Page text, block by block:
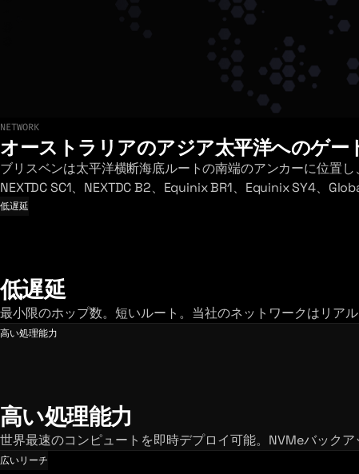
ネットワークを見る
NETWORK
オーストラリアのアジア太平洋へのゲー
ブリスベンは太平洋横断海底ルートの南端のアンカーに位置
NEXTDC SC1、NEXTDC B2、Equinix BR1、Equinix SY4、
低遅延
低遅延
最小限のホップ数。短いルート。当社のネットワークはリア
高い処理能力
高い処理能力
世界最速のコンピュートを即時デプロイ可能。NVMeバック
広いリーチ